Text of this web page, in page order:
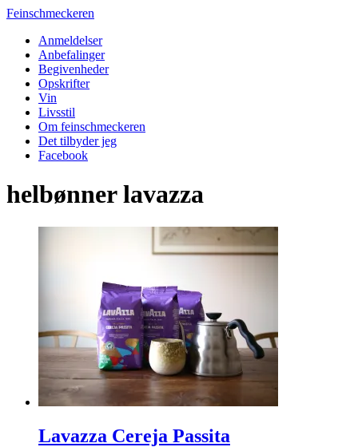
Feinschmeckeren
Anmeldelser
Anbefalinger
Begivenheder
Opskrifter
Vin
Livsstil
Om feinschmeckeren
Det tilbyder jeg
Facebook
helbønner lavazza
Lavazza Cereja Passita